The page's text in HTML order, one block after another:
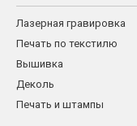
Лазерная гравировка
Печать по текстилю
Вышивка
Деколь
Печать и штампы